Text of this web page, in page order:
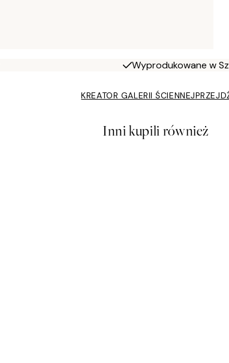
Wyprodukowane w
KREATOR GALERII ŚCIENNEJ
Inni kupili również